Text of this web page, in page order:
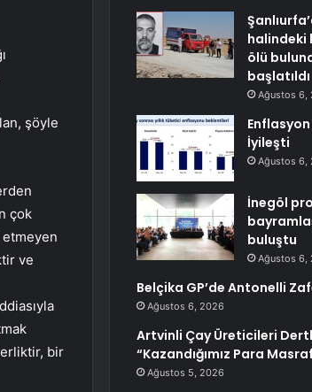
şöyle
çok
etmeyen
ve
bir
halindeki
ölü
başlatıldı
Ağustos 6,
İyileşti
Ağustos 6,
İnegöl
buluştu
Ağustos 6,
Belçika GP’de Antonelli
Ağustos 6, 2026
Artvinli Çay Üreticileri
“Kazandığımız Para
Ağustos 5, 2026